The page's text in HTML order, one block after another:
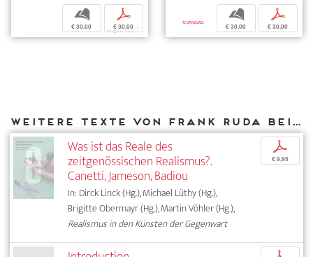
b
€ 30,00
p
€ 30,00
b
€ 30,00
p
€ 30,00
Weitere Texte von Frank Ruda bei DIAPHANES
Was ist das Reale des
zeitgenössischen Realismus?.
Canetti, Jameson, Badiou
In: Dirck Linck (Hg.), Michael Lüthy (Hg.),
Brigitte Obermayr (Hg.), Martin Vöhler (Hg.),
Realismus in den Künsten der Gegenwart
p
€ 9,95